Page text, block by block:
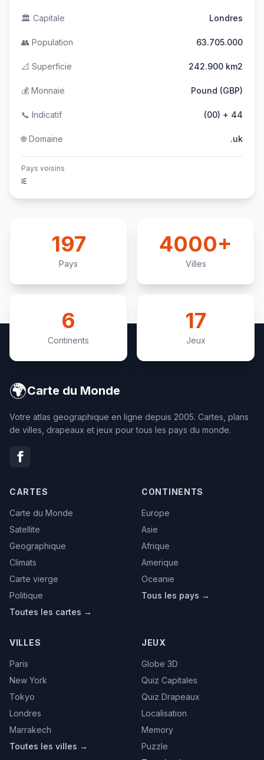
🏛️ Capitale Londres
👥 Population 63.705.000
📐 Superficie 242.900 km2
💰 Monnaie Pound (GBP)
📞 Indicatif (00) + 44
🌐Domaine .uk
Pays voisins
IE
197
Pays
4000+
Villes
6
Continents
17
Jeux
🌍Carte du Monde
Votre atlas geographique en ligne depuis 2005. Cartes, plans
de villes, drapeaux et jeux pour tous les pays du monde.
CARTES
Carte du Monde
Satellite
Geographique
Climats
Carte vierge
Politique
Toutes les cartes →
CONTINENTS
Europe
Asie
Afrique
Amerique
Oceanie
Tous les pays →
VILLES
Paris
New York
Tokyo
Londres
Marrakech
Toutes les villes →
JEUX
Globe 3D
Quiz Capitales
Quiz Drapeaux
Localisation
Memory
Puzzle